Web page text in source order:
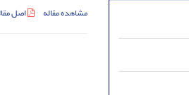
مشاهده مقاله اصل